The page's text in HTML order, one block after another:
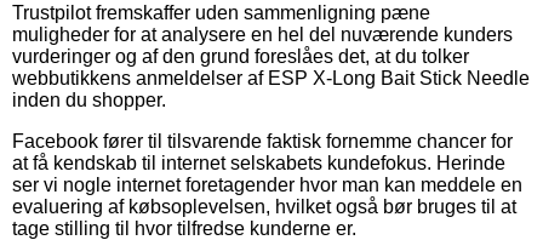
Trustpilot fremskaffer uden sammenligning pæne
muligheder for at analysere en hel del nuværende kunders
vurderinger og af den grund foreslåes det, at du tolker
webbutikkens anmeldelser af ESP X-Long Bait Stick Needle
inden du shopper.
Facebook fører til tilsvarende faktisk fornemme chancer for
at få kendskab til internet selskabets kundefokus. Herinde
ser vi nogle internet foretagender hvor man kan meddele en
evaluering af købsoplevelsen, hvilket også bør bruges til at
tage stilling til hvor tilfredse kunderne er.